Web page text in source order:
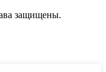
защищены.